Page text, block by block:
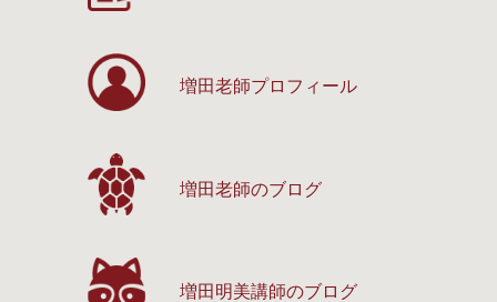
増田老師プロフィール
増田老師のブログ
増田明美講師のブログ